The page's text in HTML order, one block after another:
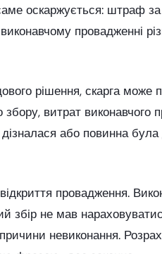
оскаржується: штраф
провадженні
рішення, скарга може
витрат
або повинна
провадження.
збір не мав
невиконання.